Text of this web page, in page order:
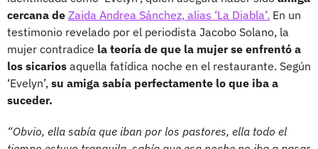
cercana de Zaida Andrea Sánchez, alias ‘La Diabla’. En un
testimonio revelado por el periodista Jacobo Solano, la
mujer contradice la teoría de que la mujer se enfrentó a
los sicarios aquella fatídica noche en el restaurante. Según
‘Evelyn’, su amiga sabía perfectamente lo que iba a
suceder.
“Obvio, ella sabía que iban por los pastores, ella todo el